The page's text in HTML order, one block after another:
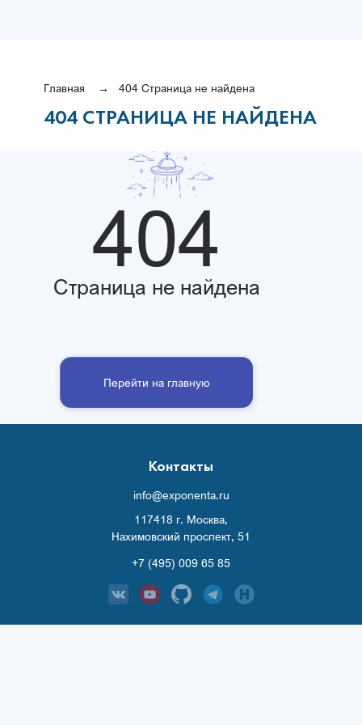
Главная 404 Страница не найдена
404 СТРАНИЦА НЕ НАЙДЕНА
404
Страница не найдена
Перейти на главную
Контакты
info@exponenta.ru
117418 г. Москва,
Нахимовский проспект, 51
+7 (495) 009 65 85